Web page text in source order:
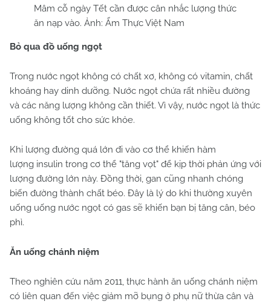
Mâm cỗ ngày Tết cần được cân nhắc lượng thức
ăn nạp vào. Ảnh: Ẩm Thực Việt Nam
Bỏ qua đồ uống ngọt
Trong nước ngọt không có chất xơ, không có vitamin, chất
khoáng hay dinh dưỡng. Nước ngọt chứa rất nhiều đường
và các năng lượng không cần thiết. Vì vậy, nước ngọt là thức
uống không tốt cho sức khỏe.
Khi lượng đường quá lớn đi vào cơ thể khiến hàm
lượng insulin trong cơ thể "tăng vọt" để kịp thời phản ứng với
lượng đường lớn này. Đồng thời, gan cũng nhanh chóng
biến đường thành chất béo. Đây là lý do khi thường xuyên
uống uống nước ngọt có gas sẽ khiến bạn bị tăng cân, béo
phì.
Ăn uống chánh niệm
Theo nghiên cứu năm 2011, thực hành ăn uống chánh niệm
có liên quan đến việc giảm mỡ bụng ở phụ nữ thừa cân và